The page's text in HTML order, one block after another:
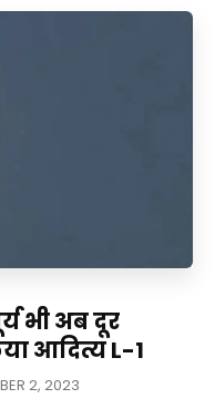
भी अब दूर
आदित्य L-1
2, 2023